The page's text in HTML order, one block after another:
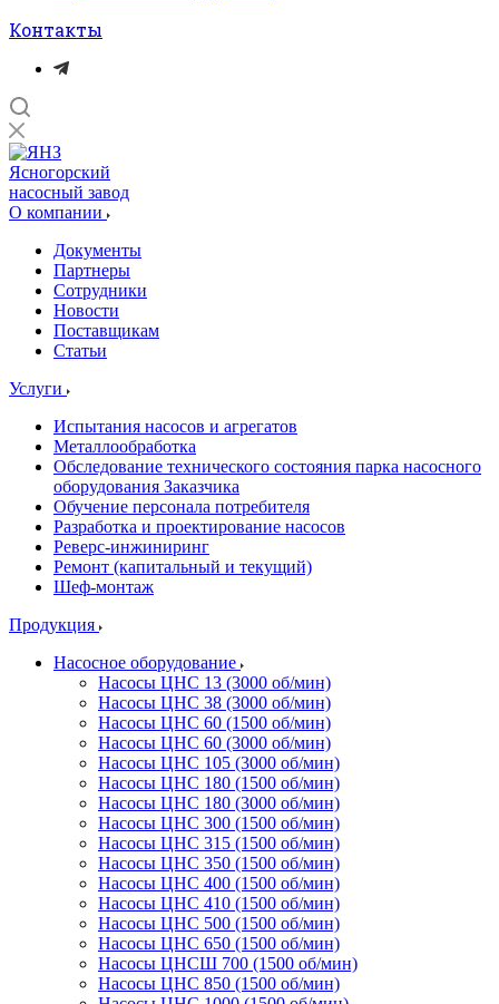
Контакты
Ясногорский
насосный завод
О компании
Документы
Партнеры
Сотрудники
Новости
Поставщикам
Статьи
Услуги
Испытания насосов и агрегатов
Металлообработка
Обследование технического состояния парка насосного
оборудования Заказчика
Обучение персонала потребителя
Разработка и проектирование насосов
Реверс-инжиниринг
Ремонт (капитальный и текущий)
Шеф-монтаж
Продукция
Насосное оборудование
Насосы ЦНС 13 (3000 об/мин)
Насосы ЦНС 38 (3000 об/мин)
Насосы ЦНС 60 (1500 об/мин)
Насосы ЦНС 60 (3000 об/мин)
Насосы ЦНС 105 (3000 об/мин)
Насосы ЦНС 180 (1500 об/мин)
Насосы ЦНС 180 (3000 об/мин)
Насосы ЦНС 300 (1500 об/мин)
Насосы ЦНС 315 (1500 об/мин)
Насосы ЦНС 350 (1500 об/мин)
Насосы ЦНС 400 (1500 об/мин)
Насосы ЦНС 410 (1500 об/мин)
Насосы ЦНС 500 (1500 об/мин)
Насосы ЦНС 650 (1500 об/мин)
Насосы ЦНСШ 700 (1500 об/мин)
Насосы ЦНС 850 (1500 об/мин)